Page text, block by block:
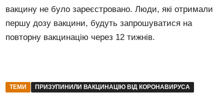
вакцину не було зареєстровано. Люди, які отримали
першу дозу вакцини, будуть запрошуватися на
повторну вакцинацію через 12 тижнів.
ТЕМИ ПРИЗУПИНИЛИ ВАКЦИНАЦІЮ ВІД КОРОНАВИРУСА